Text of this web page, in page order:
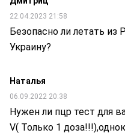
22.04.2023 21:58
Безопасно ли летать из
Украину?
Наталья
06.09.2022 20:38
Нужен ли пцр тест для
V( Только 1